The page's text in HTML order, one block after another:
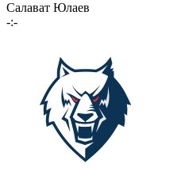
Салават Юлаев
-:-